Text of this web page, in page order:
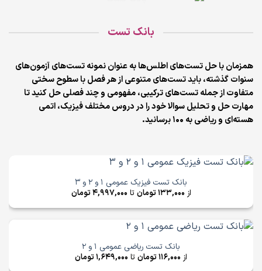
بانک تست
همزمان با حل تست‌های اطلس‌ها به عنوان نمونه تست‌های آزمون‌های
سنوات گذشته، باید تست‌های متنوعی از هر فصل با سطوح سختی
متفاوت از جمله تست‌های ترکیبی، مفهومی و چند فصلی حل کنید تا
مهارت حل و تحلیل سوالا خود را در دروس مختلف فیزیک، اتمی
هسته‌ای و ریاضی به 100 برسانید.
بانک تست فیزیک عمومی 1 و 2 و 3
از133,000تومانتا4,997,000تومان
بانک تست ریاضی عمومی 1 و 2
از116,000تومانتا1,649,000تومان